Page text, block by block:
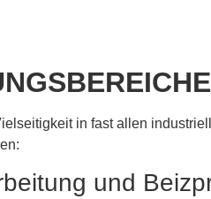
in fast allen
und